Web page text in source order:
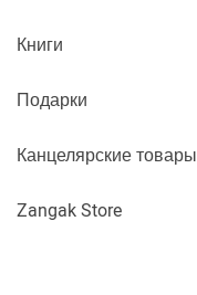
Книги
Подарки
Канцелярские товары
Zangak Store